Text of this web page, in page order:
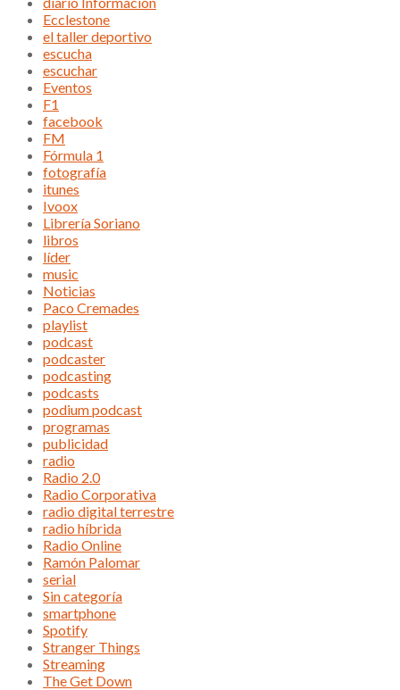
Ecclestone
el taller deportivo
escucha
escuchar
Eventos
F1
facebook
FM
Fórmula 1
fotografía
itunes
Ivoox
Librería Soriano
libros
líder
music
Noticias
Paco Cremades
playlist
podcast
podcaster
podcasting
podcasts
podium podcast
programas
publicidad
radio
Radio 2.0
Radio Corporativa
radio digital terrestre
radio híbrida
Radio Online
Ramón Palomar
serial
Sin categoría
smartphone
Spotify
Stranger Things
Streaming
The Get Down